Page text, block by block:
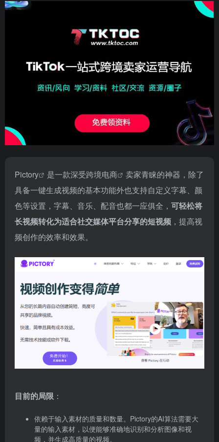
Pictory 是一款深受跨境电商
卖家青睐的神器，除了
具备一键生成视频的基本功能外也支持自定义字幕、颜
色等设置，字幕、音乐、配音也都一应俱全， 可轻松将
长视频转化为适合社交媒体平台分享的短视频 ，提高视
频创作的效率和效果。
目前的局限 ：
依赖于输入素材的质量和数量。Pictory的AI算法需要大
量的输入素材，以便能够准确地识别和分析图像和视
频，并生成高质量的视频。